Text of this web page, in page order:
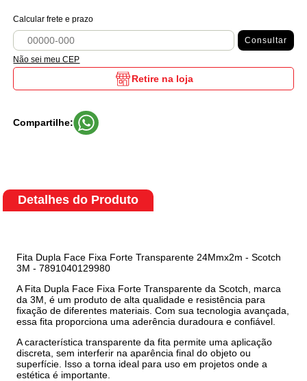
Calcular frete e prazo
Consultar
Não sei meu CEP
Retire na loja
Compartilhe:
Detalhes do Produto
Fita Dupla Face Fixa Forte Transparente 24Mmx2m - Scotch
3M - 7891040129980
A Fita Dupla Face Fixa Forte Transparente da Scotch, marca
da 3M, é um produto de alta qualidade e resistência para
fixação de diferentes materiais. Com sua tecnologia avançada,
essa fita proporciona uma aderência duradoura e confiável.
A característica transparente da fita permite uma aplicação
discreta, sem interferir na aparência final do objeto ou
superfície. Isso a torna ideal para uso em projetos onde a
estética é importante.